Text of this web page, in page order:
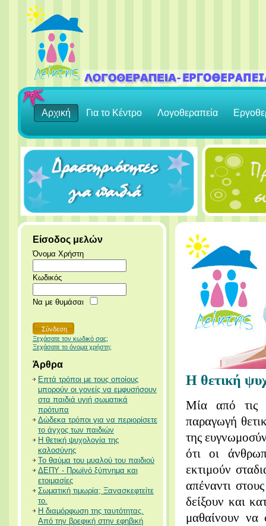
Αρχική Για το Κέντρο Λογοθεραπεία
Είσοδος μελών
Όνομα Χρήστη
Κωδικός
Να με θυμάσαι
Ξεχάσατε τον κωδικό σας;
Ξεχάσατε το όνομα χρήστη;
Άρθρα
Επτά τρόποι με τους οποίους
μπορούν οι γονείς να εμφυσήσουν
στα παιδιά υγιή σωματικά
πρότυπα
Δώδεκα τρόποι για να περιορίσετε
το άγχος των παιδιών
Η θετική ψυχολογία της
καλοσύνης
Το θαύμα του μυαλού του παιδιού
ΔΕΠΥ - Πρωϊνό ξύπνημα και
ετοιμασίες
Σωματική τιμωρία; Ξανασκεφτείτε
το.
Η διαμόρφωση της ταυτότητας.
Από την βρεφική στην εφηβική
Η θετική
Μία από τις
παραγωγή
της
ότι οι
εκτιμούν
απέναντι
δείξουν και
μαθαίνουν να